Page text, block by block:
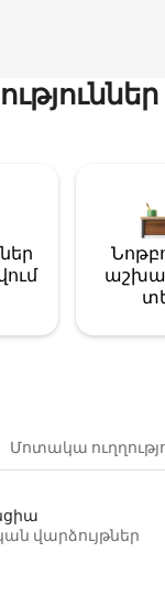
Մոտակա
վարձույթներ